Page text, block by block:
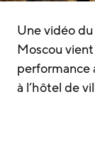
Une vidéo du
Moscou
performance
à l’hôtel de